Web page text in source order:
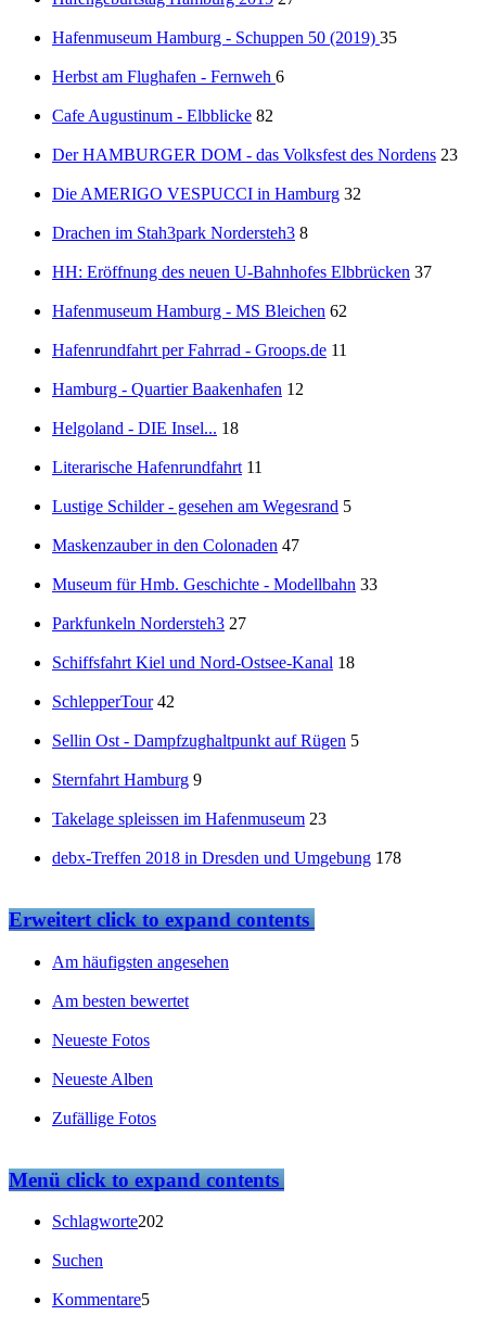
Hafenmuseum Hamburg - Schuppen 50 (2019) 35
Herbst am Flughafen - Fernweh 6
Cafe Augustinum - Elbblicke 82
Der HAMBURGER DOM - das Volksfest des Nordens 23
Die AMERIGO VESPUCCI in Hamburg 32
Drachen im Stah3park Nordersteh3 8
HH: Eröffnung des neuen U-Bahnhofes Elbbrücken 37
Hafenmuseum Hamburg - MS Bleichen 62
Hafenrundfahrt per Fahrrad - Groops.de 11
Hamburg - Quartier Baakenhafen 12
Helgoland - DIE Insel... 18
Literarische Hafenrundfahrt 11
Lustige Schilder - gesehen am Wegesrand 5
Maskenzauber in den Colonaden 47
Museum für Hmb. Geschichte - Modellbahn 33
Parkfunkeln Nordersteh3 27
Schiffsfahrt Kiel und Nord-Ostsee-Kanal 18
SchlepperTour 42
Sellin Ost - Dampfzughaltpunkt auf Rügen 5
Sternfahrt Hamburg 9
Takelage spleissen im Hafenmuseum 23
debx-Treffen 2018 in Dresden und Umgebung 178
Erweitertclick to expand contents
Am häufigsten angesehen
Am besten bewertet
Neueste Fotos
Neueste Alben
Zufällige Fotos
Menüclick to expand contents
Schlagworte202
Suchen
Kommentare5